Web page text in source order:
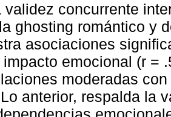
validez concurrente
ghosting romántico y
asociaciones
impacto emocional (r =
moderadas
anterior, respalda la